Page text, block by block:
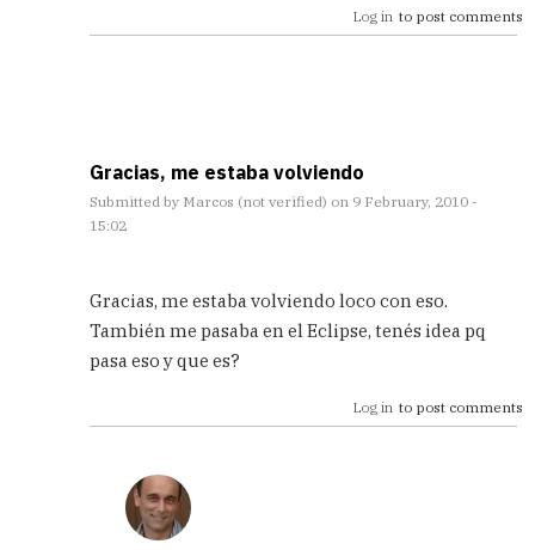
Log in to post comments
Gracias, me estaba volviendo
Submitted by Marcos (not verified) on 9 February, 2010 -
15:02
reply
ya
está!
Gracias, me estaba volviendo loco con eso.
También me pasaba en el Eclipse, tenés idea pq
pasa eso y que es?
Log in to post comments